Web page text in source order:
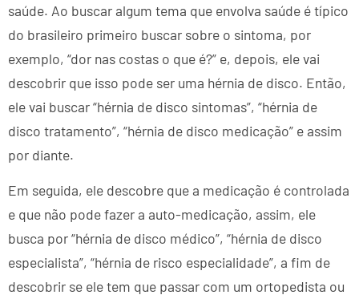
saúde. Ao buscar algum tema que envolva saúde é típico
do brasileiro primeiro buscar sobre o sintoma, por
exemplo, “dor nas costas o que é?” e, depois, ele vai
descobrir que isso pode ser uma hérnia de disco. Então,
ele vai buscar “hérnia de disco sintomas”, “hérnia de
disco tratamento”, “hérnia de disco medicação” e assim
por diante.
Em seguida, ele descobre que a medicação é controlada
e que não pode fazer a auto-medicação, assim, ele
busca por “hérnia de disco médico”, “hérnia de disco
especialista”, “hérnia de risco especialidade”, a fim de
descobrir se ele tem que passar com um ortopedista ou